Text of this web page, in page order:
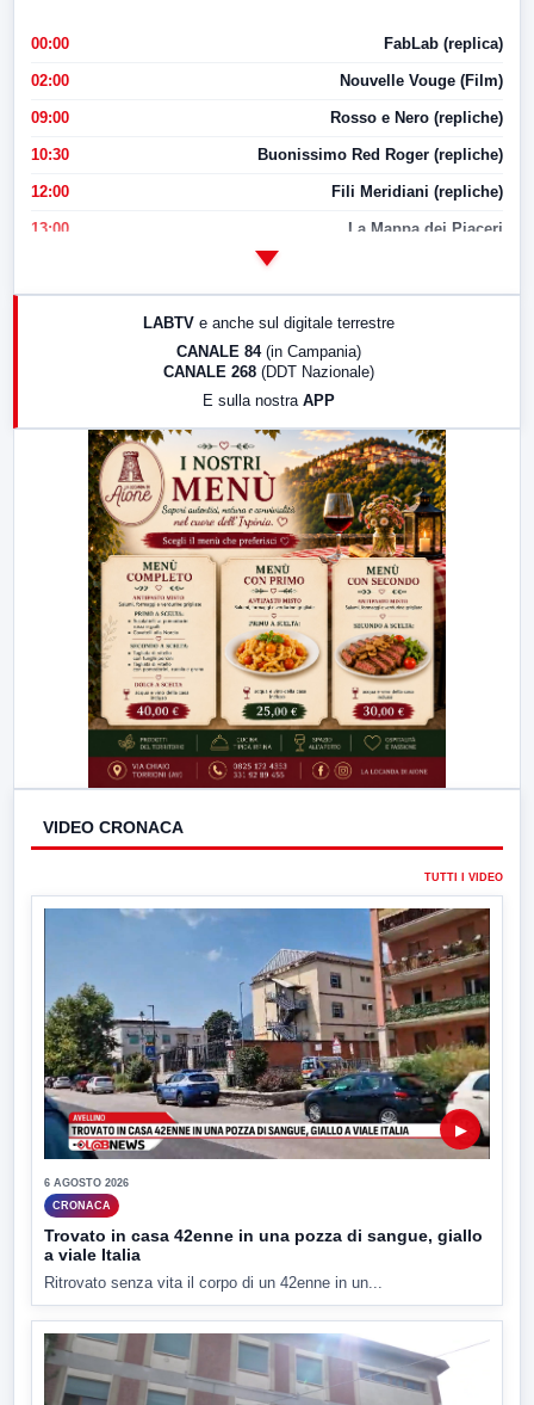
00:00 FabLab (replica)
02:00 Nouvelle Vouge (Film)
09:00 Rosso e Nero (repliche)
10:30 Buonissimo Red Roger (repliche)
12:00 Fili Meridiani (repliche)
13:00 La Mappa dei Piaceri
LabNews (replica)
LABTV e anche sul digitale terrestre
CANALE 84 (in Campania)
CANALE 268 (DDT Nazionale)
E sulla nostra APP
VIDEO CRONACA
TUTTI I VIDEO
▶
6 AGOSTO 2026
CRONACA
Trovato in casa 42enne in una pozza di sangue, giallo
a viale Italia
Ritrovato senza vita il corpo di un 42enne in un...